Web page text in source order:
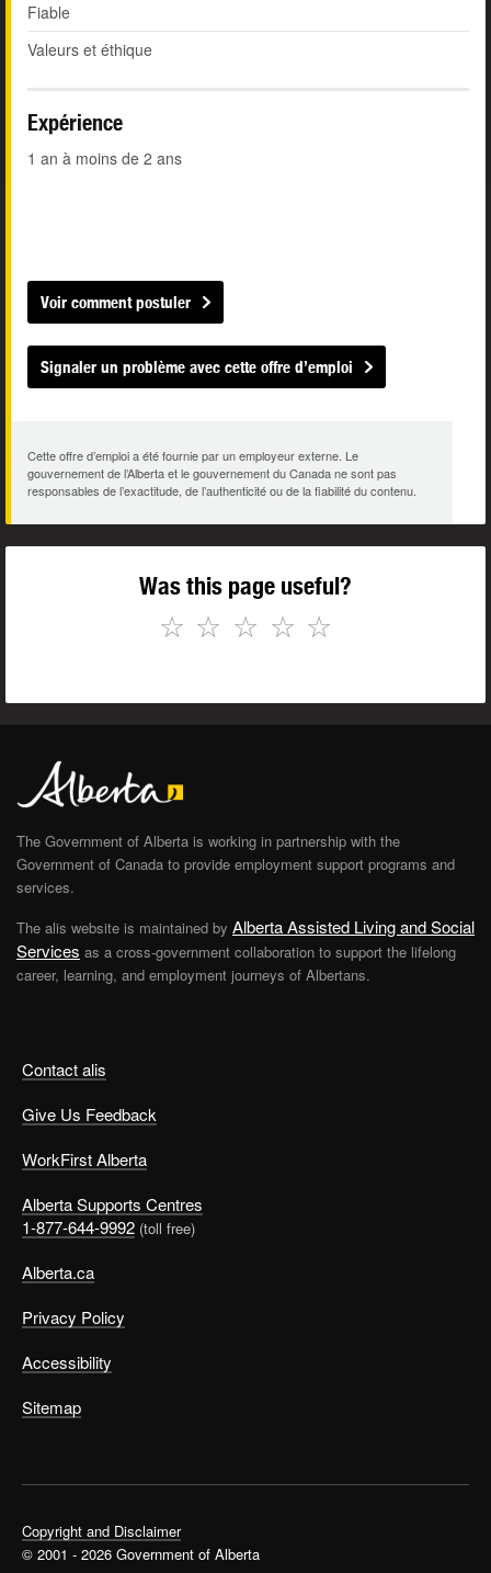
Fiable
Valeurs et éthique
Expérience
1 an à moins de 2 ans
Voir comment postuler
Signaler un problème avec cette offre d’emploi
Cette offre d’emploi a été fournie par un employeur externe. Le
gouvernement de l’Alberta et le gouvernement du Canada ne sont pas
responsables de l’exactitude, de l’authenticité ou de la fiabilité du contenu.
Was this page useful?
☆
☆
☆
☆
☆
Contact alis
Give Us Feedback
WorkFirst Alberta
Alberta Supports Centres
1-877-644-9992 (toll free)
Alberta.ca
Privacy Policy
Accessibility
Sitemap
The Government of Alberta is working in partnership with the
Government of Canada to provide employment support programs and
services.
The alis website is maintained by Alberta Assisted Living and Social
Services as a cross-government collaboration to support the lifelong
career, learning, and employment journeys of Albertans.
Copyright and Disclaimer
© 2001 - 2026 Government of Alberta